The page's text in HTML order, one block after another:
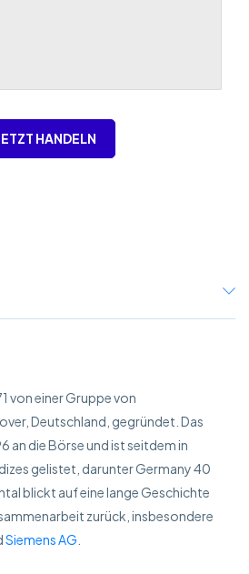
HANDELN
von einer Gruppe von
Deutschland, gegründet. Das
an die Börse und ist seitdem in
gelistet, darunter Germany 40
blickt auf eine lange Geschichte
zurück, insbesondere
Siemens AG